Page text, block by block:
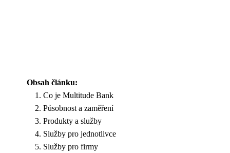
Obsah článku:
Co je Multitude Bank
Působnost a zaměření
Produkty a služby
Služby pro jednotlivce
Služby pro firmy